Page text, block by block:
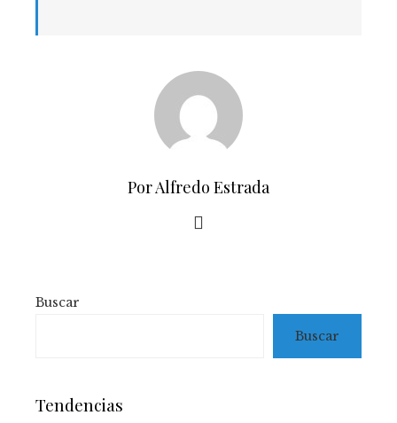
Por Alfredo Estrada
Buscar
Buscar
Tendencias